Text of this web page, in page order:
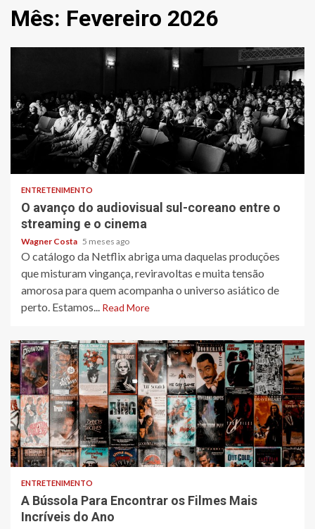
Mês: Fevereiro 2026
3 min read
ENTRETENIMENTO
O avanço do audiovisual sul-coreano entre o
streaming e o cinema
Wagner Costa 5 meses ago
O catálogo da Netflix abriga uma daquelas produções
que misturam vingança, reviravoltas e muita tensão
amorosa para quem acompanha o universo asiático de
perto. Estamos... Read More
4 min read
ENTRETENIMENTO
A Bússola Para Encontrar os Filmes Mais
Incríveis do Ano